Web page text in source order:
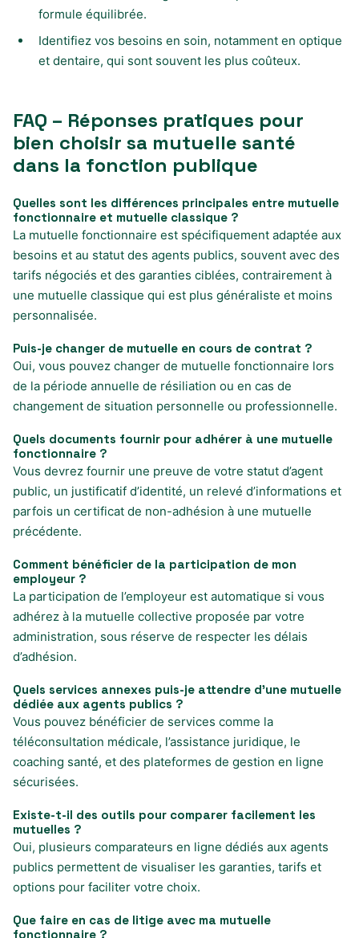
formule équilibrée.
Identifiez vos besoins en soin, notamment en optique
et dentaire, qui sont souvent les plus coûteux.
FAQ – Réponses pratiques pour
bien choisir sa mutuelle santé
dans la fonction publique
Quelles sont les différences principales entre mutuelle
fonctionnaire et mutuelle classique ?
La mutuelle fonctionnaire est spécifiquement adaptée aux
besoins et au statut des agents publics, souvent avec des
tarifs négociés et des garanties ciblées, contrairement à
une mutuelle classique qui est plus généraliste et moins
personnalisée.
Puis-je changer de mutuelle en cours de contrat ?
Oui, vous pouvez changer de mutuelle fonctionnaire lors
de la période annuelle de résiliation ou en cas de
changement de situation personnelle ou professionnelle.
Quels documents fournir pour adhérer à une mutuelle
fonctionnaire ?
Vous devrez fournir une preuve de votre statut d’agent
public, un justificatif d’identité, un relevé d’informations et
parfois un certificat de non-adhésion à une mutuelle
précédente.
Comment bénéficier de la participation de mon
employeur ?
La participation de l’employeur est automatique si vous
adhérez à la mutuelle collective proposée par votre
administration, sous réserve de respecter les délais
d’adhésion.
Quels services annexes puis-je attendre d’une mutuelle
dédiée aux agents publics ?
Vous pouvez bénéficier de services comme la
téléconsultation médicale, l’assistance juridique, le
coaching santé, et des plateformes de gestion en ligne
sécurisées.
Existe-t-il des outils pour comparer facilement les
mutuelles ?
Oui, plusieurs comparateurs en ligne dédiés aux agents
publics permettent de visualiser les garanties, tarifs et
options pour faciliter votre choix.
Que faire en cas de litige avec ma mutuelle
fonctionnaire ?